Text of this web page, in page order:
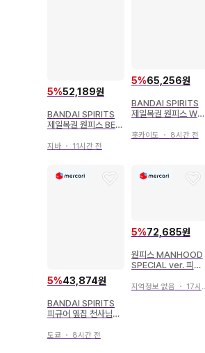
5%52,189원
BANDAI SPIRITS
제일복권 원피스 BEY
상 유스타스 키드 암즈
지바 ・ 11시간 전
5%65,256원
BANDAI SPIRITS
제일복권 원피스 WT1
로 작화 대해적백경 G
홋카이도 ・ 8시간 전
5%43,874원
BANDAI SPIRITS
피규어 옆집 천사님에
려진 히나츠마 히루 원
도쿄 ・ 8시간 전
5%72,685원
원피스 MANHOOD
SPECIAL ver. 피규
지역정보 없음 ・ 17시간 전